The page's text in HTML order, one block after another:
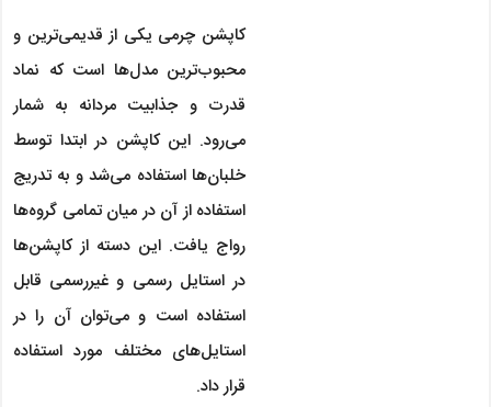
کاپشن چرمی یکی از قدیمی‌ترین و
محبوب‌ترین مدل‌ها است که نماد
قدرت و جذابیت مردانه به شمار
می‌رود. این کاپشن در ابتدا توسط
خلبان‌ها استفاده می‌شد و به تدریج
استفاده از آن در میان تمامی گروه‌ها
رواج یافت. این دسته از کاپشن‌ها
در استایل رسمی و غیررسمی قابل
استفاده است و می‌توان آن را در
استایل‌های مختلف مورد استفاده
قرار داد.